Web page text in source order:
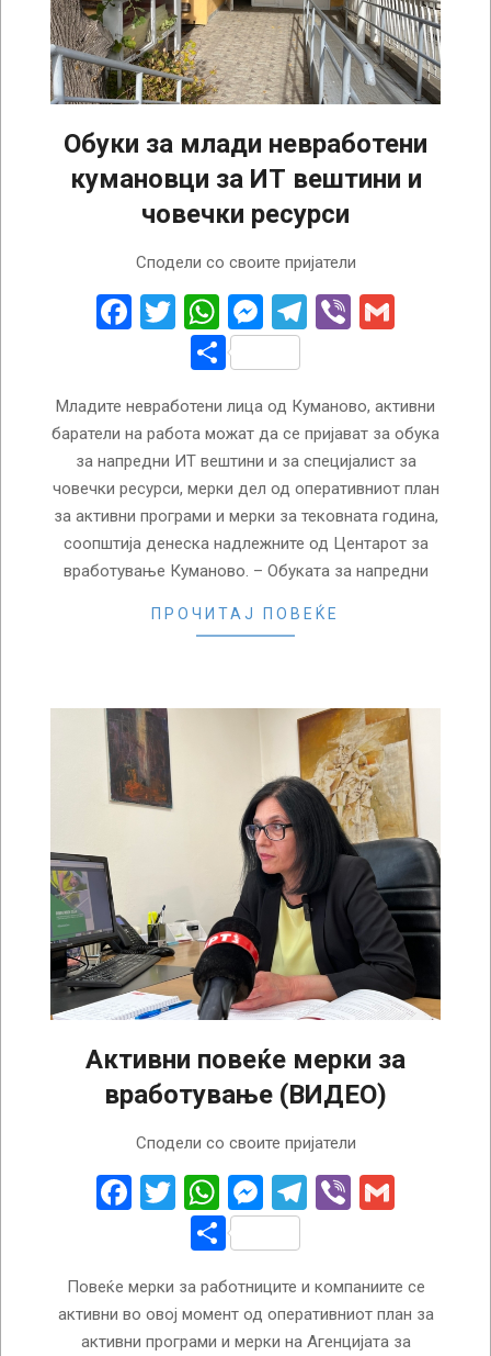
Обуки за млади невработени
кумановци за ИТ вештини и
човечки ресурси
Сподели со своите пријатели
Facebook
Twitter
WhatsApp
Messenger
Telegram
Viber
Share
Младите невработени лица од Куманово, активни
баратели на работа можат да се пријават за обука
за напредни ИТ вештини и за специјалист за
човечки ресурси, мерки дел од оперативниот план
за активни програми и мерки за тековната година,
соопштија денеска надлежните од Центарот за
вработување Куманово. – Обуката за напредни
ПРОЧИТАЈ ПОВЕЌЕ
Активни повеќе мерки за
вработување (ВИДЕО)
Сподели со своите пријатели
Facebook
Twitter
WhatsApp
Messenger
Telegram
Viber
Share
Повеќе мерки за работниците и компаниите се
активни во овој момент од оперативниот план за
активни програми и мерки на Агенцијата за